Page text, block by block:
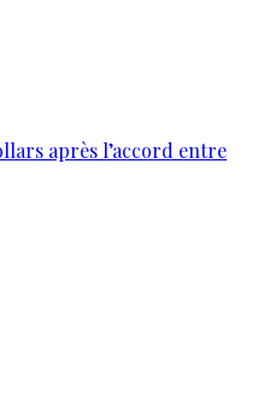
après l’accord entre